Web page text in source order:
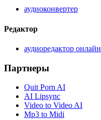
аудиоконвертер
Редактор
аудиоредактор онлайн
Партнеры
Quit Porn AI
AI Lipsync
Video to Video AI
Mp3 to Midi